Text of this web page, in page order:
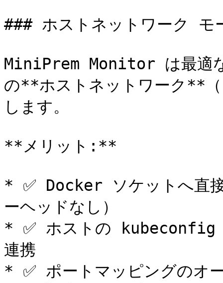
### ホストネットワーク モ
MiniPrem Monitor は最適
の**ホストネットワーク**
します。
**メリット:**
* ✅ Docker ソケットへ直
ーヘッドなし）
* ✅ ホストの kubeconfig
連携
* ✅ ポートマッピングのオ